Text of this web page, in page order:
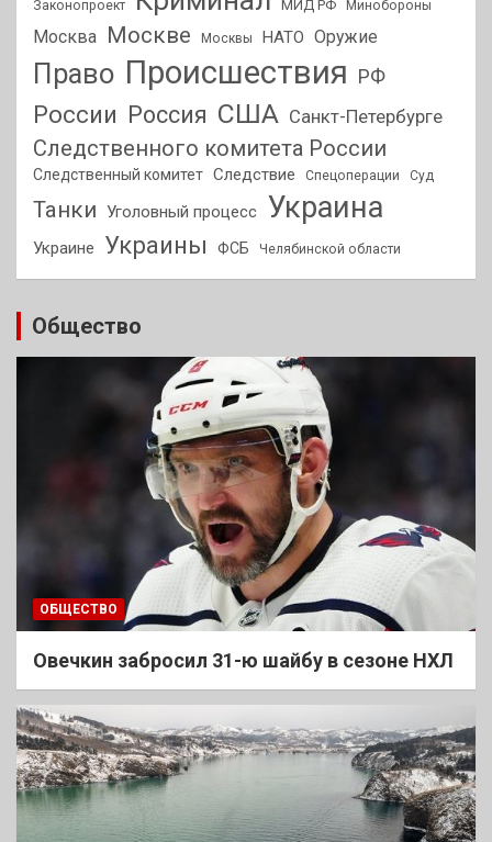
Законопроект МИД РФ Минобороны
Москва Москве Москвы НАТО Оружие
Право Происшествия РФ
России Россия США Санкт-Петербурге
Следственного комитета России
Следственный комитет Следствие Спецоперации Суд
Танки Уголовный процесс Украина
Украине Украины ФСБ Челябинской области
Общество
ОБЩЕСТВО
Овечкин забросил 31-ю шайбу в сезоне НХЛ